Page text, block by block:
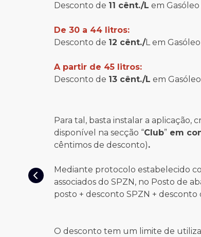
Desconto de 11 cênt./L em
De 30 a 44 litros:
Desconto de 12 cênt./L em
A partir de 45 litros:
Desconto de 13 cênt./L em
Para tal, basta instalar a
disponível na secção “Club” em
cêntimos de desconto).
Mediante protocolo estabelecido
associados do SPZN, no Posto de
posto + desconto SPZN + desconto
O desconto tem um limite de